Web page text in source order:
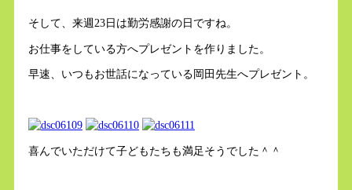
そして、来週23日は勤労感謝の日ですね。
お仕事をしている方へプレゼントを作りました。
早速、いつもお世話になっている岡田先生へプレゼント。
喜んでいただけて子どもたちも満足そうでした＾＾